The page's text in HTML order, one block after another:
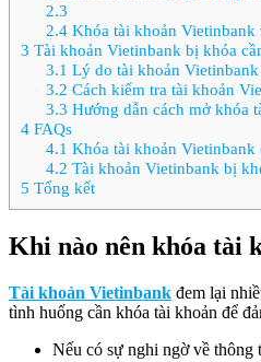
2.3
2.4Khóa tài khoản Vietinbank
3 Tài khoản Vietinbank bị khóa
3.1 Lý do tài khoản
3.2 Cách kiểm tra tài khoản
3.3 Hướng dẫn cách mở khóa
4 FAQs
4.1 Khóa tài khoản Vietinbank
4.2 Tài khoản Vietinbank bị
5 Tổng kết
Khi nào nên khóa tài
Tài khoản Vietinbank đem lại
tình huống cần khóa tài khoản để
Nếu có sự nghi ngờ về thông